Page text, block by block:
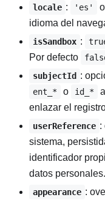
locale : 'es' o
idioma del
isSandbox :
Por defecto
subjectId :
ent_* o id_*
enlazar el
userReference :
sistema,
identificador
datos personales.
appearance :